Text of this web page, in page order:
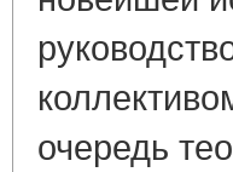
очередь